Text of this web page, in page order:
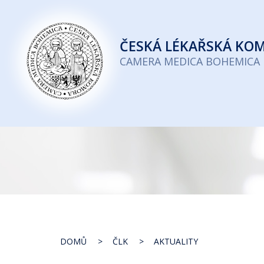
Česká
lékařská
komora
ČESKÁ LÉKAŘSKÁ
CAMERA MEDICA BOHEMICA
DOMŮ ČLK AKTUALITY